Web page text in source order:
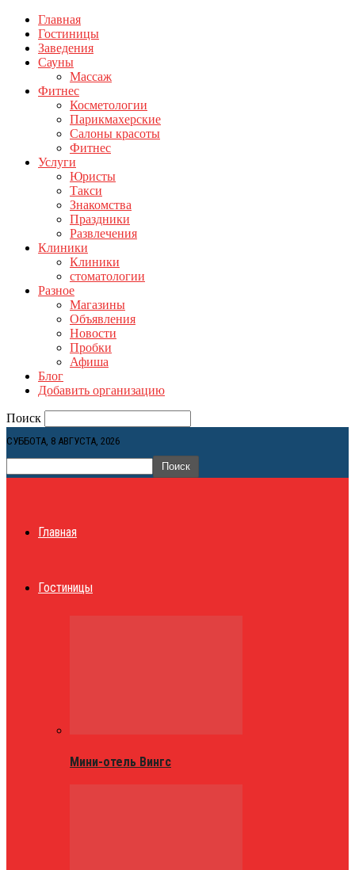
Главная
Гостиницы
Заведения
Сауны
Массаж
Фитнес
Косметологии
Парикмахерские
Салоны красоты
Фитнес
Услуги
Юристы
Такси
Знакомства
Праздники
Развлечения
Клиники
Клиники
стоматологии
Разное
Магазины
Объявления
Новости
Пробки
Афиша
Блог
Добавить организацию
Поиск
СУББОТА, 8 АВГУСТА, 2026
Главная
Гостиницы
Мини-отель Вингс